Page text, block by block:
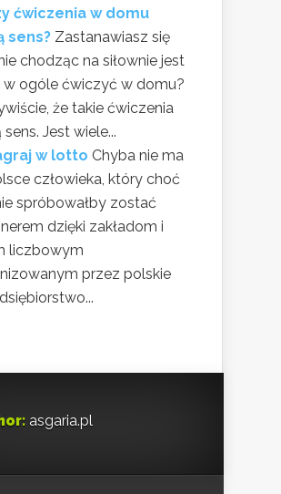
ćwiczenia w domu
sens? Zastanawiasz się
chodząc na siłownie jest
w ogóle ćwiczyć w domu?
że takie ćwiczenia
sens. Jest wiele...
w lotto Chyba nie ma
człowieka, który choć
spróbowałby zostać
dzięki zakładom i
liczbowym
przez polskie
asgaria.pl